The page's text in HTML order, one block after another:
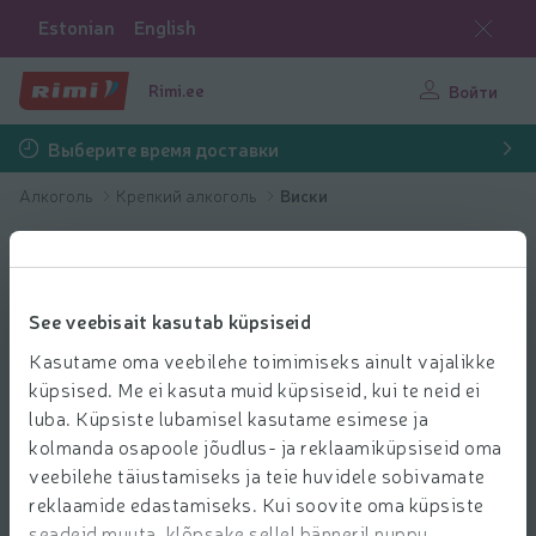
See veebisait kasutab küpsiseid
Kasutame oma veebilehe toimimiseks ainult vajalikke
küpsised. Me ei kasuta muid küpsiseid, kui te neid ei
luba. Küpsiste lubamisel kasutame esimese ja
kolmanda osapoole jõudlus- ja reklaamiküpsiseid oma
veebilehe täiustamiseks ja teie huvidele sobivamate
reklaamide edastamiseks. Kui soovite oma küpsiste
Estonian English
Rimi.ee Войти
Выберите время доставки
Алкоголь Крепкий алкоголь Виски